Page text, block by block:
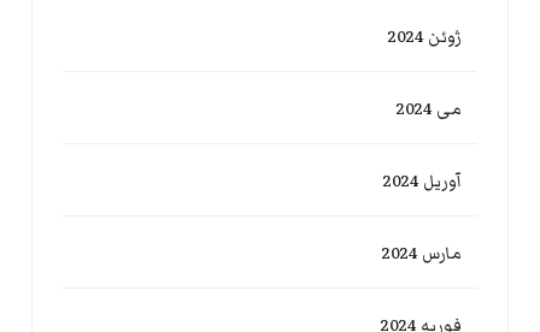
ژوئن 2024
می 2024
آوریل 2024
مارس 2024
فوریه 2024